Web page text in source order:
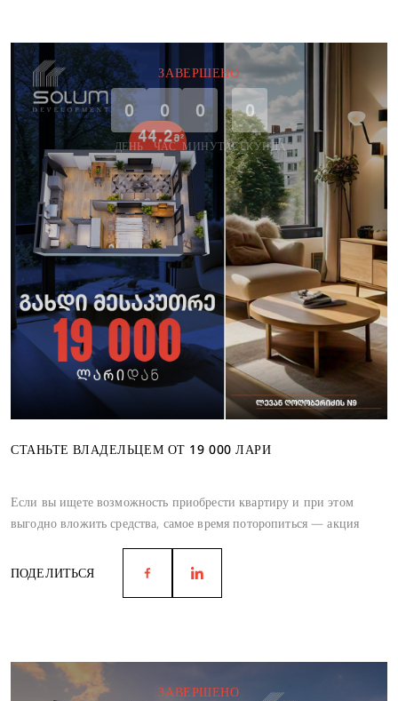
ЗАВЕРШЕНО
0
ДЕНЬ
0
ЧАС
0
МИНУТА
0
СЕКУНДА
СТАНЬТЕ ВЛАДЕЛЬЦЕМ ОТ 19 000 ЛАРИ
Если вы ищете возможность приобрести квартиру и при этом
выгодно вложить средства, самое время поторопиться — акция
ПОДЕЛИТЬСЯ
ЗАВЕРШЕНО